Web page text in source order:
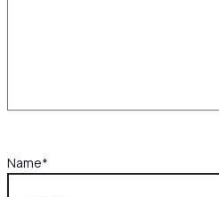
Name*